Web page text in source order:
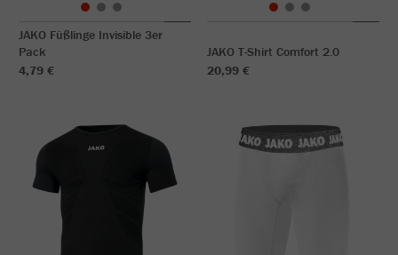
JAKO Füßlinge Invisible 3er
Pack
4,79 €
JAKO T-Shirt Comfort 2.0
20,99 €